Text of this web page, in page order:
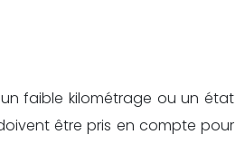
faible kilométrage ou un état
être pris en compte pour